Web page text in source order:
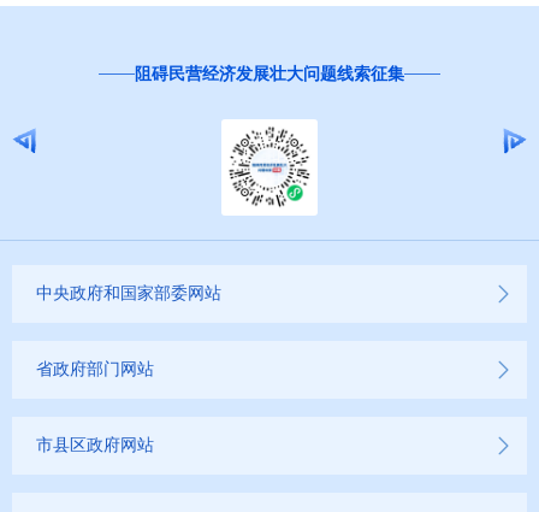
阻碍民营经济发展壮大问题线索征集
中央政府和国家部委网站
省政府部门网站
市县区政府网站